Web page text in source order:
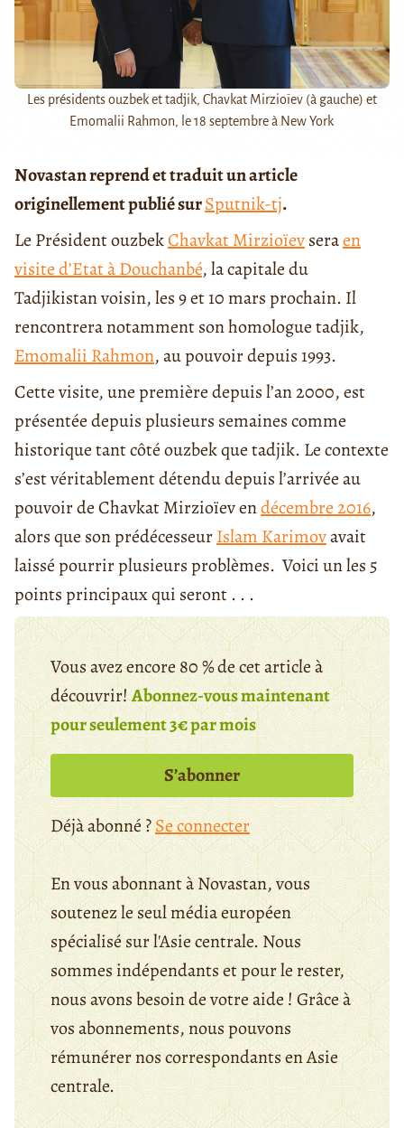
Les présidents ouzbek et tadjik, Chavkat Mirzioïev (à gauche) et
Emomalii Rahmon, le 18 septembre à New York
Novastan reprend et traduit un article
originellement publié surSputnik-tj.
Le Président ouzbekChavkat Mirzioïevseraen
visite d’Etat à Douchanbé, la capitale du
Tadjikistan voisin, les 9 et 10 mars prochain. Il
rencontrera notamment son homologue tadjik,
Emomalii Rahmon, au pouvoir depuis 1993.
Cette visite, une première depuis l’an 2000, est
présentée depuis plusieurs semaines comme
historique tant côté ouzbek que tadjik. Le contexte
s’est véritablement détendu depuis l’arrivée au
pouvoir de Chavkat Mirzioïev endécembre 2016,
alors que son prédécesseurIslam Karimovavait
laissé pourrir plusieurs problèmes. Voici un les 5
points principaux qui seront . . .
Vous avez encore 80 % de cet article à
découvrir!Abonnez-vous maintenant
pour seulement 3€ par mois
S’abonner
Déjà abonné ?Se connecter
En vous abonnant à Novastan, vous
soutenez le seul média européen
spécialisé sur l'Asie centrale. Nous
sommes indépendants et pour le rester,
nous avons besoin de votre aide ! Grâce à
vos abonnements, nous pouvons
rémunérer nos correspondants en Asie
centrale.